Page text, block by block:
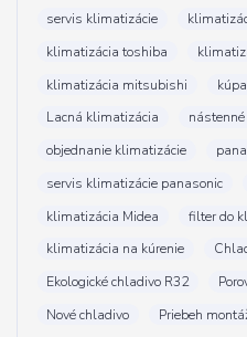
servis klimatizácie
klimatizácia toshiba
klimatizácia mitsubishi
Lacná klimatizácia
objednanie klimatizácie
servis klimatizácie panasonic
klimatizácia Midea
filter do
klimatizácia na kúrenie
Ekologické chladivo R32
Nové chladivo
Priebeh